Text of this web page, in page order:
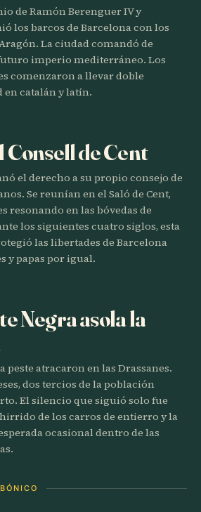
de Ramón Berenguer IV y
los barcos de Barcelona con los
La ciudad comandó de
imperio mediterráneo. Los
comenzaron a llevar doble
catalán y latín.
Consell de Cent
el derecho a su propio consejo de
Se reunían en el Saló de Cent,
resonando en las bóvedas de
los siguientes cuatro siglos, esta
las libertades de Barcelona
y papas por igual.
Negra asola la
peste atracaron en las Drassanes.
dos tercios de la población
El silencio que siguió solo fue
de los carros de entierro y la
ocasional dentro de las